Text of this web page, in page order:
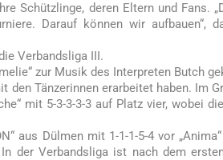
Schützlinge, deren Eltern und Fans.
Darauf können wir aufbauen“,
Verbandsliga III.
zur Musik des Interpreten Butch
den Tänzerinnen erarbeitet haben. Im
mit 5-3-3-3-3 auf Platz vier, wobei
aus Dülmen mit 1-1-1-5-4 vor
In der Verbandsliga ist nach dem